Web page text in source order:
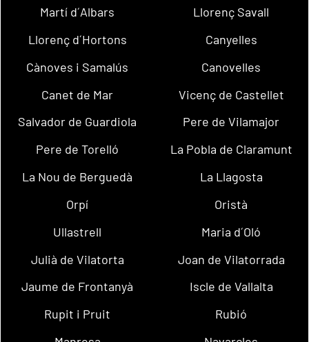
Martí d´Albars
Llorenç Savall
Llorenç d´Hortons
Canyelles
Cànoves i Samalús
Canovelles
Canet de Mar
Vicenç de Castellet
Salvador de Guardiola
Pere de Vilamajor
Pere de Torelló
La Pobla de Claramunt
La Nou de Berguedà
La Llagosta
Orpí
Oristà
Ullastrell
Maria d´Oló
Julià de Vilatorta
Joan de Vilatorrada
Jaume de Frontanyà
Iscle de Vallalta
Rupit i Pruit
Rubió